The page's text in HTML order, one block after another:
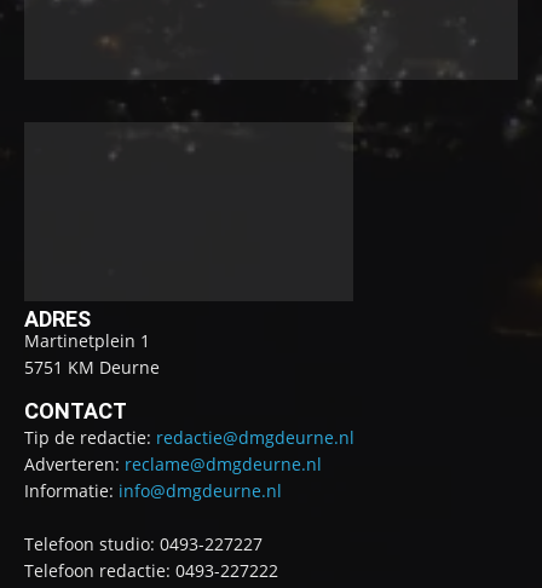
ADRES
Martinetplein 1
5751 KM Deurne
CONTACT
Tip de redactie: redactie@dmgdeurne.nl
Adverteren: reclame@dmgdeurne.nl
Informatie: info@dmgdeurne.nl
Telefoon studio: 0493-227227
Telefoon redactie: 0493-227222